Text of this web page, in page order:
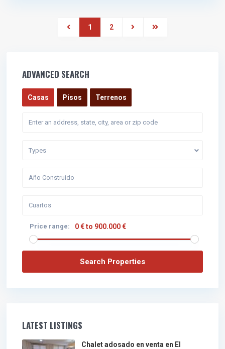
1 2
ADVANCED SEARCH
Casas Pisos Terrenos
Types
Price range: 0 € to 900.000 €
LATEST LISTINGS
Chalet adosado en venta en El